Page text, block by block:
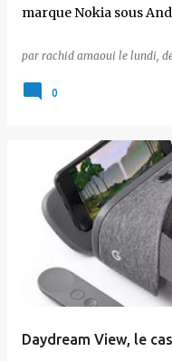
marque Nokia sous
par rachid amaoui le lundi,
0
Daydream View, le